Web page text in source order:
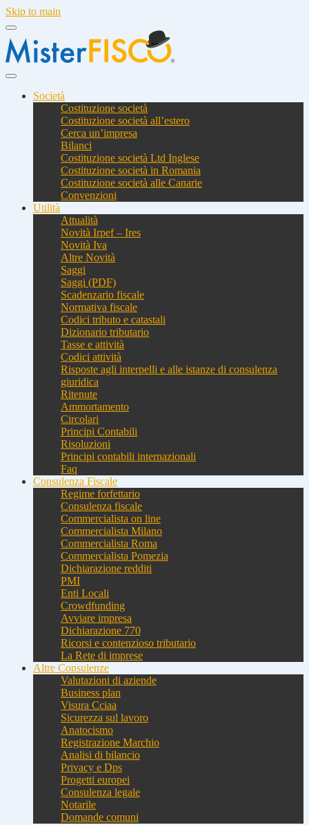
Skip to main
Società
Costituzione società
Costituzione società all’estero
Cerca un’impresa
Bilanci
Costituzione società Ltd Inglese
Costituzione società in Romania
Costituzione società alle Canarie
Convenzioni
Utilità
Attualità
Novità Irpef – Ires
Novità Iva
Altre Novità
Saggi
Saggi (PDF)
Scadenzario fiscale
Normativa fiscale
Codici tributo e catastali
Dizionario tributario
Tasse e attività
Codici attività
Risposte agli interpelli e alle istanze di consulenza
giuridica
Ritenute
Ammortamento
Circolari
Principi Contabili
Risoluzioni
Principi contabili internazionali
Faq
Consulenza Fiscale
Regime forfettario
Consulenza fiscale
Commercialista on line
Commercialista Milano
Commercialista Roma
Commercialista Pomezia
Dichiarazione redditi
PMI
Enti Locali
Crowdfunding
Avviare impresa
Dichiarazione 770
Ricorsi e contenzioso tributario
La Rete di imprese
Altre Consulenze
Valutazioni di aziende
Business plan
Visura Cciaa
Sicurezza sul lavoro
Anatocismo
Registrazione Marchio
Analisi di bilancio
Privacy e Dps
Progetti europei
Consulenza legale
Notarile
Domande comuni